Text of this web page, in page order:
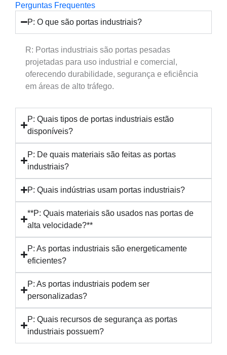
Perguntas Frequentes
P: O que são portas industriais?
R: Portas industriais são portas pesadas
projetadas para uso industrial e comercial,
oferecendo durabilidade, segurança e eficiência
em áreas de alto tráfego.
P: Quais tipos de portas industriais estão
disponíveis?
P: De quais materiais são feitas as portas
industriais?
P: Quais indústrias usam portas industriais?
**P: Quais materiais são usados nas portas de
alta velocidade?**
P: As portas industriais são energeticamente
eficientes?
P: As portas industriais podem ser
personalizadas?
P: Quais recursos de segurança as portas
industriais possuem?